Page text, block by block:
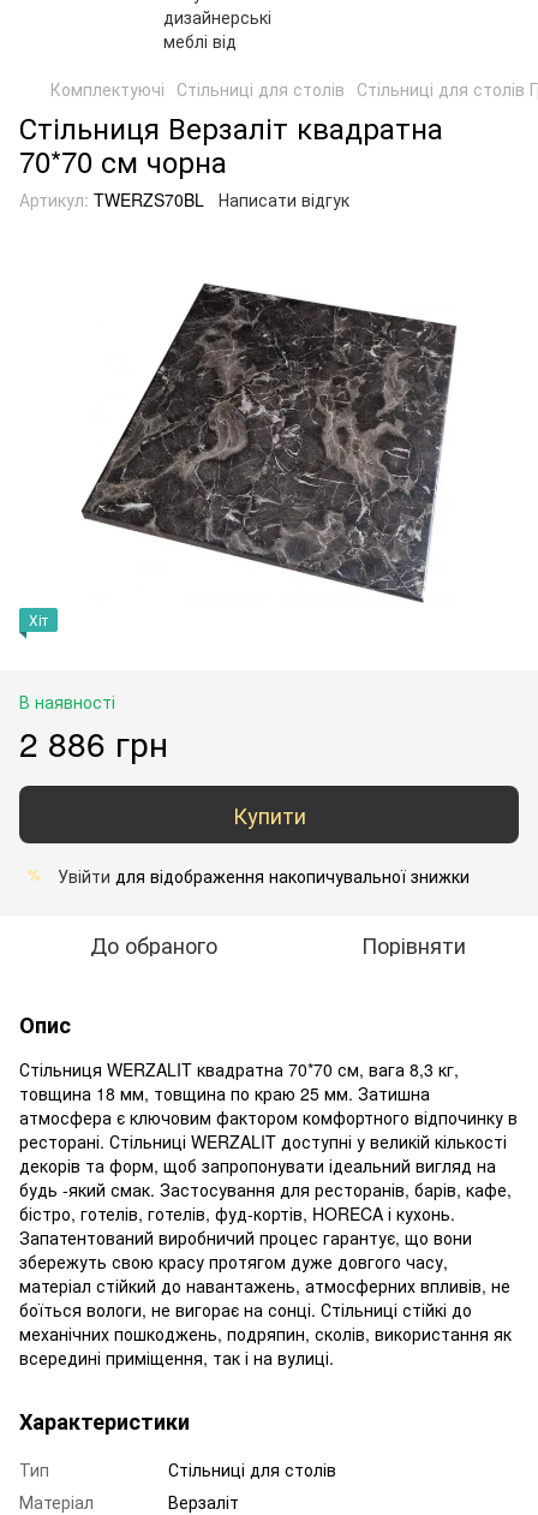
Комплектуючі Стільниці для столів Стільниці для
Стільниця Верзаліт квадратна
70*70 см чорна
Артикул: TWERZS70BL Написати відгук
Хіт
В наявності
2 886 грн
Купити
% Увійти для відображення накопичувальної знижки
До обраного Порівняти
Опис
Стільниця WERZALIT квадратна 70*70 см, вага 8,3 кг,
товщина 18 мм, товщина по краю 25 мм. Затишна
атмосфера є ключовим фактором комфортного відпочинку в
ресторані. Стільниці WERZALIT доступні у великій кількості
декорів та форм, щоб запропонувати ідеальний вигляд на
будь -який смак. Застосування для ресторанів, барів, кафе,
бістро, готелів, готелів, фуд-кортів, HORECA і кухонь.
Запатентований виробничий процес гарантує, що вони
збережуть свою красу протягом дуже довгого часу,
матеріал стійкий до навантажень, атмосферних впливів, не
боїться вологи, не вигорає на сонці. Стільниці стійкі до
механічних пошкоджень, подряпин, сколів, використання як
всередині приміщення, так і на вулиці.
Характеристики
Тип
Стільниці для столів
Матеріал
Верзаліт